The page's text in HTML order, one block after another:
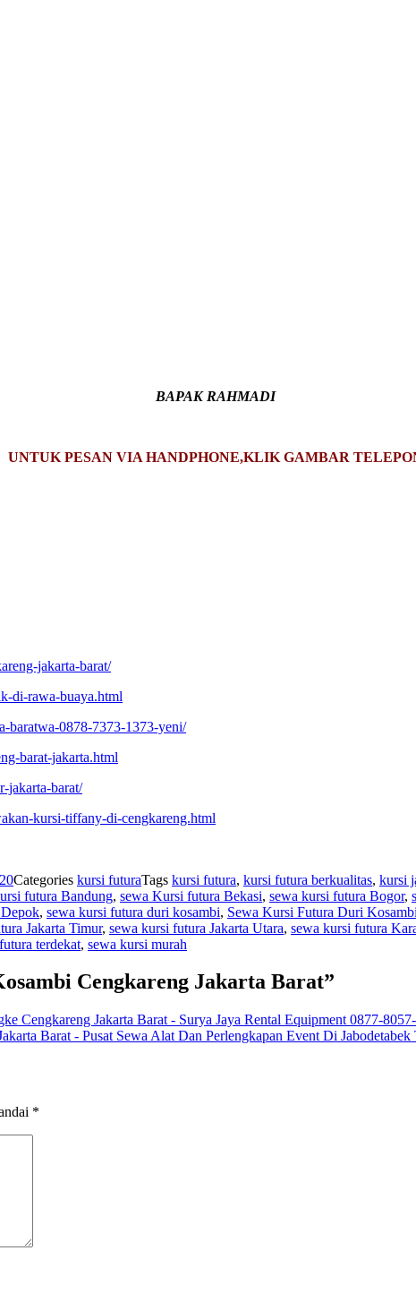
BAPAK RAHMADI
UNTUK PESAN VIA HANDPHONE,KLIK GAMBAR
jakarta-barat/
di-rawa-buaya.html
baratwa-0878-7373-1373-yeni/
barat-jakarta.html
jakarta-barat/
kursi-tiffany-di-cengkareng.html
Categories kursi futuraTags kursi futura, kursi futura berkualitas, kursi
futura Bandung, sewa Kursi futura Bekasi, sewa kursi futura Bogor,
, sewa kursi futura duri kosambi, Sewa Kursi Futura Duri
Jakarta Timur, sewa kursi futura Jakarta Utara, sewa kursi futura
terdekat, sewa kursi murah
Cengkareng Jakarta Barat”
Cengkareng Jakarta Barat - Surya Jaya Rental Equipment 0877-
Barat - Pusat Sewa Alat Dan Perlengkapan Event Di
*